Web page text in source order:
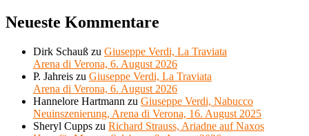
Neueste Kommentare
Dirk Schauß zu Giuseppe Verdi, La Traviata
Arena di Verona, 6. August 2026
P. Jahreis zu Giuseppe Verdi, La Traviata
Arena di Verona, 6. August 2026
Hannelore Hartmann zu Giuseppe Verdi, Nabucco
Neuinszenierung, Arena di Verona, 16. August 2025
Sheryl Cupps zu Richard Strauss, Ariadne auf Naxos